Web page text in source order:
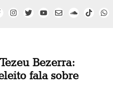
Bezerra:
fala sobre